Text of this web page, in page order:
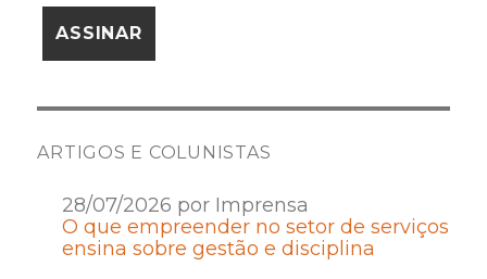
ARTIGOS E COLUNISTAS
28/07/2026 por Imprensa
O que empreender no setor de serviços
ensina sobre gestão e disciplina